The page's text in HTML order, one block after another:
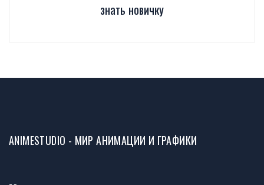
знать новичку
ANIMESTUDIO - МИР АНИМАЦИИ И ГРАФИКИ